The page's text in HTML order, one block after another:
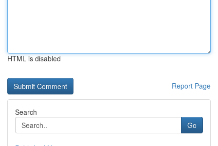
HTML is disabled
Report Page
Search
Go